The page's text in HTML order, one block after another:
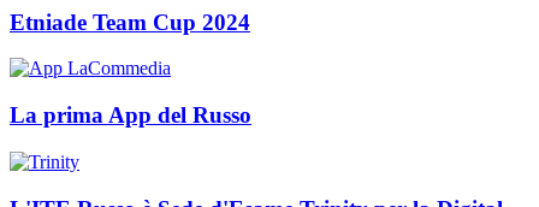
Etniade Team Cup 2024
La prima App del Russo